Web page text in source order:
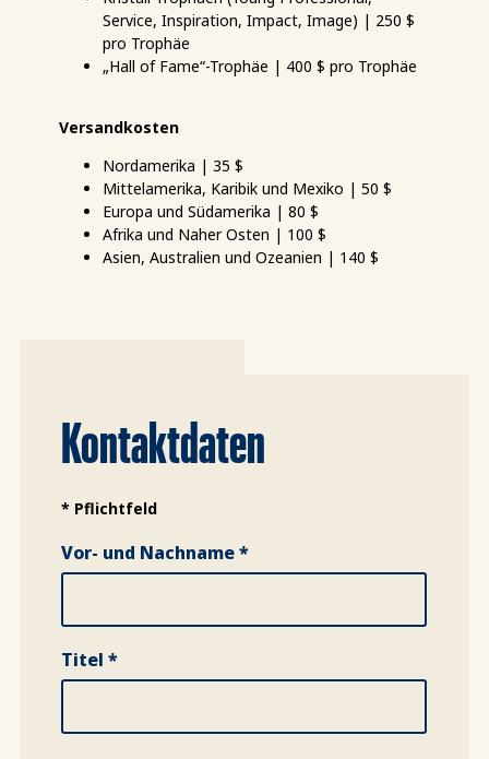
Service, Inspiration, Impact, Image) | 250 $
pro Trophäe
„Hall of Fame“-Trophäe | 400 $ pro Trophäe
Versandkosten
Nordamerika | 35 $
Mittelamerika, Karibik und Mexiko | 50 $
Europa und Südamerika | 80 $
Afrika und Naher Osten | 100 $
Asien, Australien und Ozeanien | 140 $
Kontaktdaten
* Pflichtfeld
Vor- und Nachname *
Titel *